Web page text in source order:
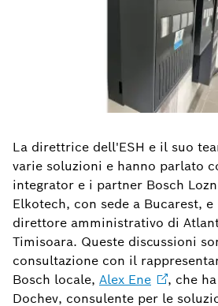
La direttrice dell'ESH e il suo
varie soluzioni e hanno parlato
integrator e i partner Bosch
Elkotech, con sede a Bucarest, e
direttore amministrativo di
Timisoara. Queste discussioni
consultazione con il
Bosch locale, Alex Ene
, che
Dochev, consulente per le